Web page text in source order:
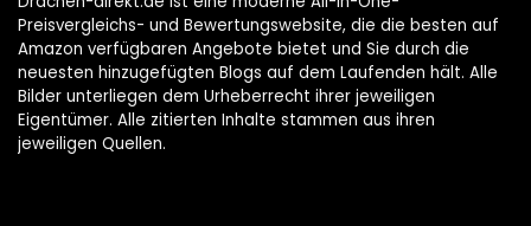
Preisvergleichs- und Bewertungswebsite, die die besten auf
Amazon verfügbaren Angebote bietet und Sie durch die
neuesten hinzugefügten Blogs auf dem Laufenden hält. Alle
Bilder unterliegen dem Urheberrecht ihrer jeweiligen
Eigentümer. Alle zitierten Inhalte stammen aus ihren
jeweiligen Quellen.